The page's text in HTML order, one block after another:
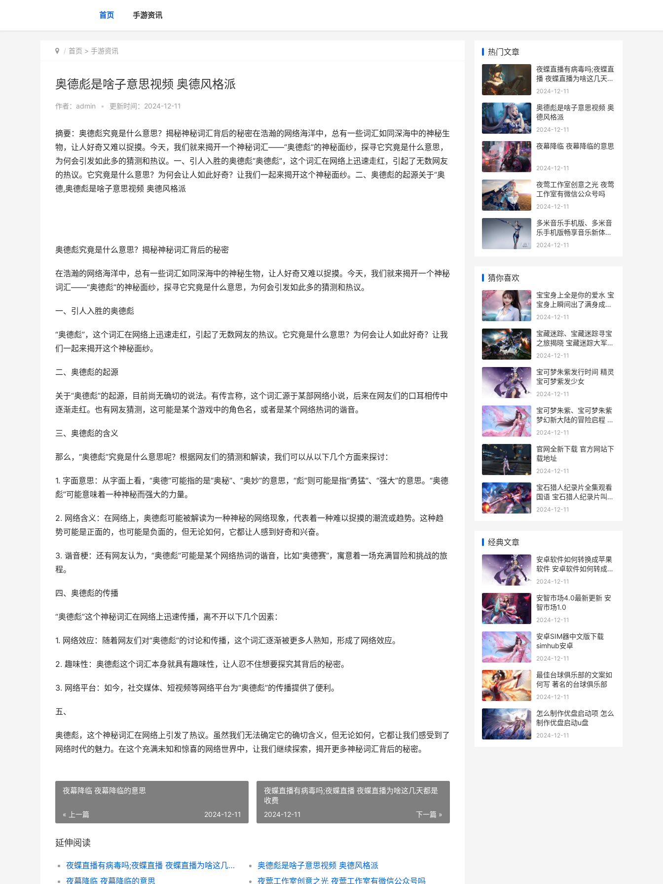
首页 手游资讯
首页 > 手游资讯
奥德彪是啥子意思视频 奥德风格派
作者： admin • 更新时间：2024-12-11
摘要：奥德彪究竟是什么意思？揭秘神秘词汇背后的秘密在浩瀚的网络海洋中，总有一些词汇如同深海中的神秘生
物，让人好奇又难以捉摸。今天，我们就来揭开一个神秘词汇——“奥德彪”的神秘面纱，探寻它究竟是什么意思，
为何会引发如此多的猜测和热议。一、引人入胜的奥德彪“奥德彪”，这个词汇在网络上迅速走红，引起了无数网友
的热议。它究竟是什么意思？为何会让人如此好奇？让我们一起来揭开这个神秘面纱。二、奥德彪的起源关于“奥
德,奥德彪是啥子意思视频 奥德风格派
奥德彪究竟是什么意思？揭秘神秘词汇背后的秘密
在浩瀚的网络海洋中，总有一些词汇如同深海中的神秘生物，让人好奇又难以捉摸。今天，我们就来揭开一个神秘
词汇——“奥德彪”的神秘面纱，探寻它究竟是什么意思，为何会引发如此多的猜测和热议。
一、引人入胜的奥德彪
“奥德彪”，这个词汇在网络上迅速走红，引起了无数网友的热议。它究竟是什么意思？为何会让人如此好奇？让我
们一起来揭开这个神秘面纱。
二、奥德彪的起源
关于“奥德彪”的起源，目前尚无确切的说法。有传言称，这个词汇源于某部网络小说，后来在网友们的口耳相传中
逐渐走红。也有网友猜测，这可能是某个游戏中的角色名，或者是某个网络热词的谐音。
三、奥德彪的含义
那么，“奥德彪”究竟是什么意思呢？根据网友们的猜测和解读，我们可以从以下几个方面来探讨：
1. 字面意思：从字面上看，“奥德”可能指的是“奥秘”、“奥妙”的意思，“彪”则可能是指“勇猛”、“强大”的意思。“奥德
彪”可能意味着一种神秘而强大的力量。
2. 网络含义：在网络上，奥德彪可能被解读为一种神秘的网络现象，代表着一种难以捉摸的潮流或趋势。这种趋
势可能是正面的，也可能是负面的，但无论如何，它都让人感到好奇和兴奋。
3. 谐音梗：还有网友认为，“奥德彪”可能是某个网络热词的谐音，比如“奥德赛”，寓意着一场充满冒险和挑战的旅
程。
四、奥德彪的传播
“奥德彪”这个神秘词汇在网络上迅速传播，离不开以下几个因素：
1. 网络效应：随着网友们对“奥德彪”的讨论和传播，这个词汇逐渐被更多人熟知，形成了网络效应。
2. 趣味性：奥德彪这个词汇本身就具有趣味性，让人忍不住想要探究其背后的秘密。
3. 网络平台：如今，社交媒体、短视频等网络平台为“奥德彪”的传播提供了便利。
五、
奥德彪，这个神秘词汇在网络上引发了热议。虽然我们无法确定它的确切含义，但无论如何，它都让我们感受到了
网络时代的魅力。在这个充满未知和惊喜的网络世界中，让我们继续探索，揭开更多神秘词汇背后的秘密。
夜幕降临 夜幕降临的意思
« 上一篇 2024-12-11
夜蝶直播有病毒吗;夜蝶直播 夜蝶直播为啥这几天都是
收费
下一篇 »
2024-12-11
延伸阅读
夜蝶直播有病毒吗;夜蝶直播 夜蝶直播为啥这几天都是收费
奥德彪是啥子意思视频 奥德风格派
夜幕降临 夜幕降临的意思
夜莺工作室创意之光 夜莺工作室有微信公众号吗
热门文章
夜蝶直播有病毒吗;夜蝶直
播 夜蝶直播为啥这几天都
是收费
2024-12-11
奥德彪是啥子意思视频 奥
德风格派
2024-12-11
夜幕降临 夜幕降临的意思
2024-12-11
夜莺工作室创意之光 夜莺
工作室有微信公众号吗
2024-12-11
多米音乐手机版、多米音
乐手机版畅享音乐新体验
多米音乐安卓版
2024-12-11
猜你喜欢
宝宝身上全是你的爱水 宝
宝身上瞬间出了满身成片
的疙瘩
2024-12-11
宝藏迷踪、宝藏迷踪寻宝
之旅揭晓 宝藏迷踪大军来
袭
2024-12-11
宝可梦朱紫发行时间 精灵
宝可梦紫发少女
2024-12-11
宝可梦朱紫、宝可梦朱紫
梦幻新大陆的冒险启程 宝
可梦朱紫宝伴怎么捕捉
2024-12-11
官网全新下载 官方网站下
载地址
2024-12-11
宝石猎人纪录片全集观看
国语 宝石猎人纪录片叫什
么名字
2024-12-11
经典文章
安卓软件如何转换成苹果
软件 安卓软件如何转成黑
莓软件
2024-12-11
安智市场4.0最新更新 安
智市场1.0
2024-12-11
安卓SIM器中文版下载
simhub安卓
2024-12-11
最佳台球俱乐部的文案如
何写 著名的台球俱乐部
2024-12-11
怎么制作优盘启动项 怎么
制作优盘启动u盘
2024-12-11